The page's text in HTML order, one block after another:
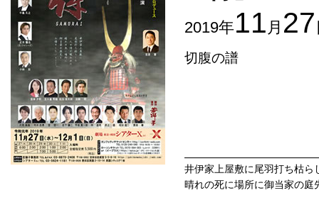
2019年11 月 27
切腹の譜
井伊家上屋敷に尾羽打ち枯ら
晴れの死に場所に御当家の